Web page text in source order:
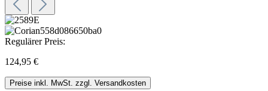
Regulärer Preis:
124,95 €
Preise inkl. MwSt. zzgl. Versandkosten